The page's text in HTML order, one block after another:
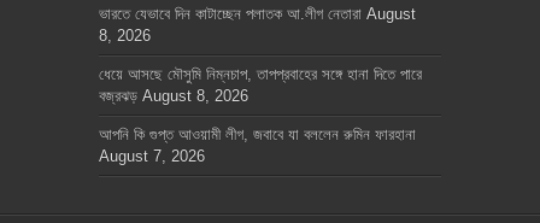
ভারতে যেভাবে দিন কাটাচ্ছেন পলাতক আ.লীগ নেতারা August
8, 2026
ধেয়ে আসছে মৌসুমি নিম্নচাপ, তাপপ্রবাহের সঙ্গে হানা দিতে পারে
বজ্রঝড় August 8, 2026
আপনি কি গুপ্ত আওয়ামী লীগ, জবাবে যা বললেন রুমিন ফারহানা
August 7, 2026